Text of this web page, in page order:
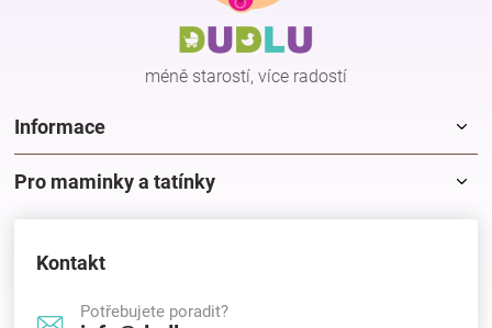
méně starostí, více radostí
Informace
Pro maminky a tatínky
Kontakt
Potřebujete poradit?